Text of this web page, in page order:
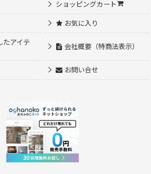
ショッピングカート
お気に入り
たアイテ
会社概要（特商法表示）
お問い合せ